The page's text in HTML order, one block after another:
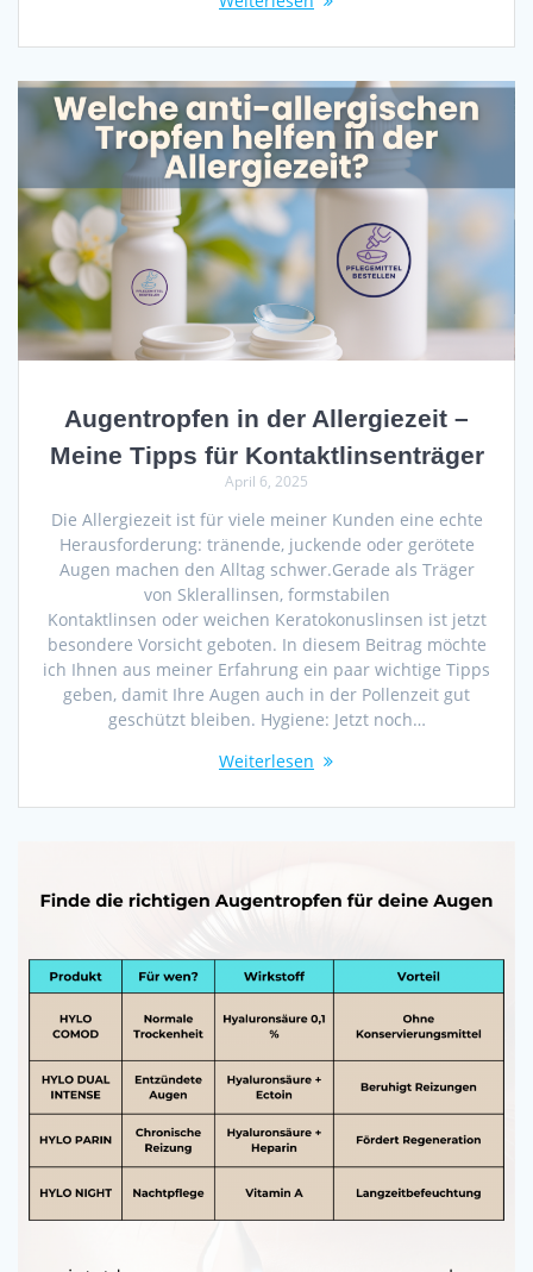
Augentropfen in der Allergiezeit –
Meine Tipps für Kontaktlinsenträger
April 6, 2025
Die Allergiezeit ist für viele meiner Kunden eine echte
Herausforderung: tränende, juckende oder gerötete
Augen machen den Alltag schwer.Gerade als Träger
von Sklerallinsen, formstabilen
Kontaktlinsen oder weichen Keratokonuslinsen ist jetzt
besondere Vorsicht geboten. In diesem Beitrag möchte
ich Ihnen aus meiner Erfahrung ein paar wichtige Tipps
geben, damit Ihre Augen auch in der Pollenzeit gut
geschützt bleiben. Hygiene: Jetzt noch…
Weiterlesen